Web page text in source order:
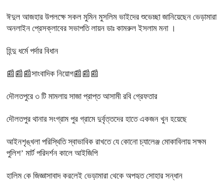
ঈদুল আজহার উপলক্ষে সকল মুমিন মুসলিম ভাইদের শুভেচ্ছা জানিয়েছেন ভেড়ামারা
অনলাইন প্রেসক্লাবের সভাপতি লায়ন ডাঃ কামরুল ইসলাম মনা ।
হিন্দু ধর্মে পর্দার বিধান
📰📰📰সাংবাদিক নিয়োগ📰📰📰
দৌলতপুরে ৩ টি মামলায় সাজা প্রাপ্ত আসামী রবি গ্রেফতার
দৌলতপুর থানার সংগ্রাম পুর গ্রামে দুর্বৃত্তদের হাতে একজন খুন হয়েছে
আইনশৃঙ্খলা পরিস্থিতি স্বাভাবিক রাখতে যে কোনো চ্যালেঞ্জ মোকাবিলায় সক্ষম
পুলিশ’ মার্ট পরিদর্শন কালে আইজিপি
হালিম কে জিজ্ঞাসাবাদ করলেই ভেড়ামারা থেকে অপহৃত সোহার সন্ধান